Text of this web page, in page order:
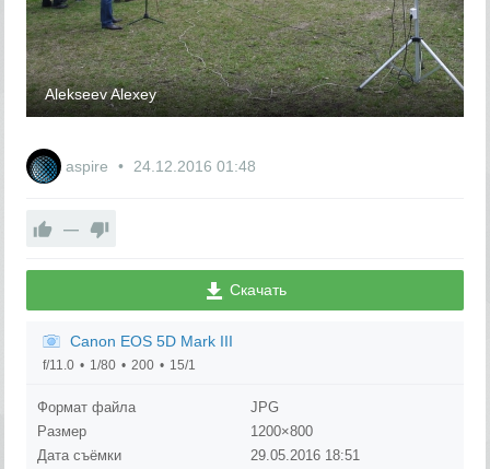
Alekseev Alexey
aspire 24.12.2016 01:48
—
Скачать
Canon EOS 5D Mark III
f/11.0 1/80 200 15/1
Формат файла
JPG
Размер
1200×800
Дата съёмки
29.05.2016 18:51